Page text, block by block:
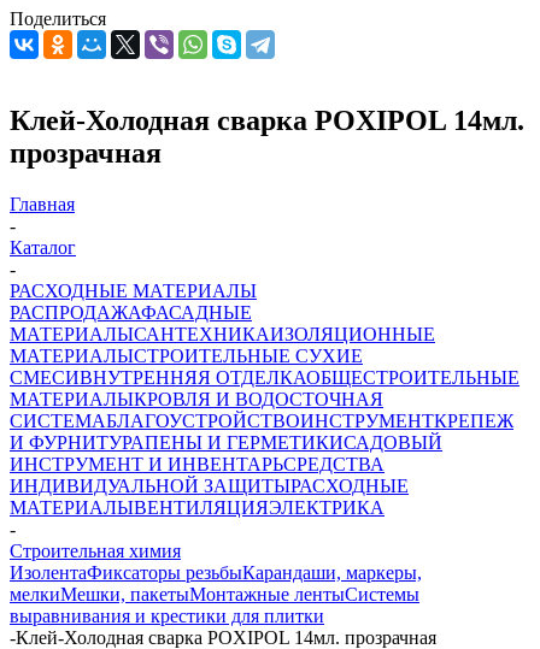
Поделиться
Клей-Холодная сварка POXIPOL 14мл.
прозрачная
Главная
-
Каталог
-
РАСХОДНЫЕ МАТЕРИАЛЫ
РАСПРОДАЖАФАСАДНЫЕ
МАТЕРИАЛЫСАНТЕХНИКАИЗОЛЯЦИОННЫЕ
МАТЕРИАЛЫСТРОИТЕЛЬНЫЕ СУХИЕ
СМЕСИВНУТРЕННЯЯ ОТДЕЛКАОБЩЕСТРОИТЕЛЬНЫЕ
МАТЕРИАЛЫКРОВЛЯ И ВОДОСТОЧНАЯ
СИСТЕМАБЛАГОУСТРОЙСТВОИНСТРУМЕНТКРЕПЕЖ
И ФУРНИТУРАПЕНЫ И ГЕРМЕТИКИСАДОВЫЙ
ИНСТРУМЕНТ И ИНВЕНТАРЬСРЕДСТВА
ИНДИВИДУАЛЬНОЙ ЗАЩИТЫРАСХОДНЫЕ
МАТЕРИАЛЫВЕНТИЛЯЦИЯЭЛЕКТРИКА
-
Строительная химия
ИзолентаФиксаторы резьбыКарандаши, маркеры,
мелкиМешки, пакетыМонтажные лентыСистемы
выравнивания и крестики для плитки
-Клей-Холодная сварка POXIPOL 14мл. прозрачная